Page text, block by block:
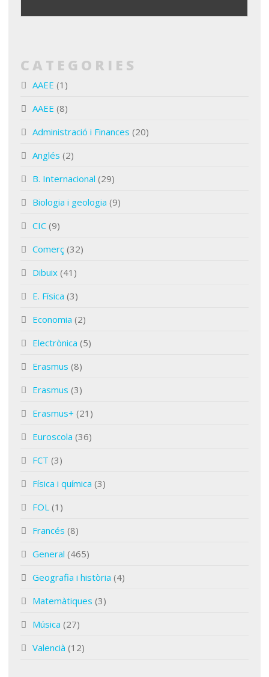
CATEGORIES
AAEE (1)
AAEE (8)
Administració i Finances (20)
Anglés (2)
B. Internacional (29)
Biologia i geologia (9)
CIC (9)
Comerç (32)
Dibuix (41)
E. Física (3)
Economia (2)
Electrònica (5)
Erasmus (8)
Erasmus (3)
Erasmus+ (21)
Euroscola (36)
FCT (3)
Física i química (3)
FOL (1)
Francés (8)
General (465)
Geografia i història (4)
Matemàtiques (3)
Música (27)
Valencià (12)